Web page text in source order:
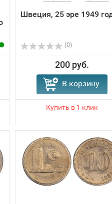
Швеция, 25 эре 1949
(0)
200 руб.
В корзину